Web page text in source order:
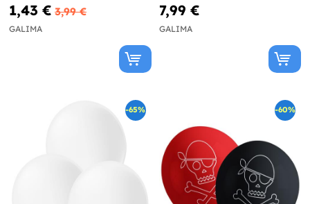
1,43 € 3,99 €
GALIMA
7,99 €
GALIMA
-65% -60%